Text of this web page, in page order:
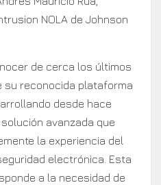
NOLA de Johnson
de cerca los últimos
su reconocida plataforma
desde hace
avanzada que
la experiencia del
electrónica. Esta
a la necesidad de